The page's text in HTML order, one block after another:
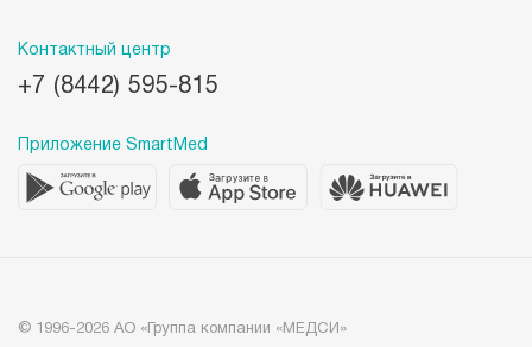
Контактный центр
+7 (8442) 595-815
Приложение SmartMed
© 1996-2026 АО «Группа компании «МЕДСИ»